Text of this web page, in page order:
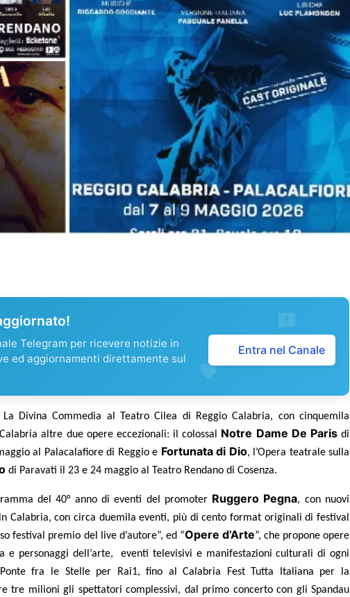
Telegram per ricevere notizie in
ed aggiornamenti direttamente sul
Entra nel Canale
La Divina Commedia al Teatro Cilea di Reggio Calabria, con cinquemila
altre due opere eccezionali: il colossal Notre Dame De Parisdi
al Palacalafiore di Reggio e Fortunata di Dio, l’Opera teatrale sulla
di Paravati il 23 e 24 maggio al Teatro Rendano di Cosenza.
del 40° anno di eventi del promoter Ruggero Pegna, con nuovi
Calabria, con circa duemila eventi, più di cento format originali di festival
festival premio del live d’autore”, ed “Opere d’Arte”, che propone opere
e personaggi dell’arte, eventi televisivi e manifestazioni culturali di ogni
fra le Stelle per Rai1, fino al Calabria Fest Tutta Italiana per la
tre milioni gli spettatori complessivi, dal primo concerto con gli Spandau